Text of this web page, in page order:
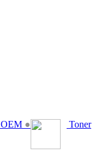
OEM ● Toner